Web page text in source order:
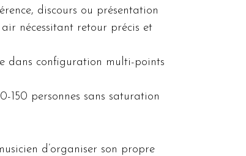
discours ou présentation
nécessitant retour précis et
dans configuration multi-points
150 personnes sans saturation
d’organiser son propre